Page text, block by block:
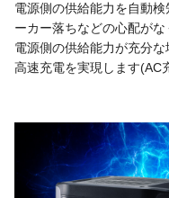
電源側の供給能力を自動
ーカー落ちなどの心配がな
電源側の供給能力が充分
高速充電を実現します(AC